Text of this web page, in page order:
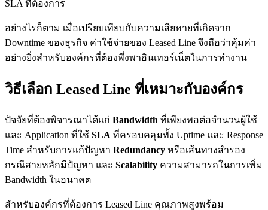
SLA ที่ต้องการ
อย่างไรก็ตาม เมื่อเปรียบเทียบกับความเสียหายที่เกิดจาก
Downtime ของธุรกิจ ค่าใช้จ่ายของ Leased Line จึงถือว่าคุ้มค่า
อย่างยิ่งสำหรับองค์กรที่ต้องพึ่งพาอินเทอร์เน็ตในการทำงาน
วิธีเลือก Leased Line ที่เหมาะกับองค์กร
ปัจจัยที่ต้องพิจารณาได้แก่ Bandwidth ที่เพียงพอต่อจำนวนผู้ใช้
และ Application ที่ใช้ SLA ที่ครอบคลุมทั้ง Uptime และ Response
Time สำหรับการแก้ปัญหา Redundancy หรือเส้นทางสำรอง
กรณีสายหลักมีปัญหา และ Scalability ความสามารถในการเพิ่ม
Bandwidth ในอนาคต
สำหรับองค์กรที่ต้องการ Leased Line คุณภาพสูงพร้อม